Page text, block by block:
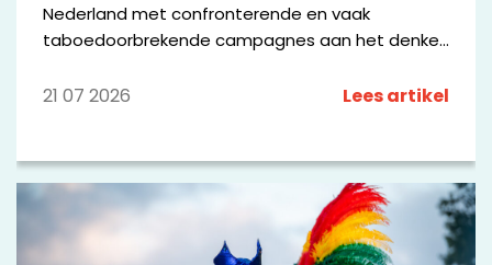
Nederland met confronterende en vaak
taboedoorbrekende campagnes aan het denken
breed netwerk van media-, communicatie-,
verandering. Met campagnes als #DOESLIEF,
Polarisatie en De Dood laat zij zien hoe
onderzoek, data en communicatie kunnen
bijdragen aan het agenderen van urgente
21 07 2026 Lees artikel